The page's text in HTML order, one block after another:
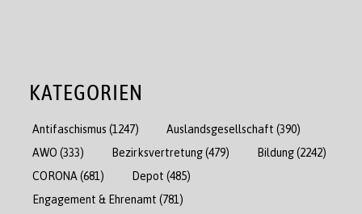
KATEGORIEN
Antifaschismus (1247) Auslandsgesellschaft (390)
AWO (333) Bezirksvertretung(479) Bildung(2242)
CORONA (681) Depot (485)
Engagement & Ehrenamt (781)